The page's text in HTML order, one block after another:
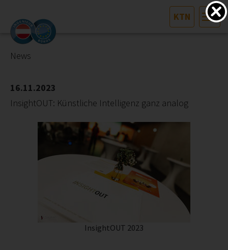
KTN
DAS INGENIEURBÜRO
INTERESSEN­VERTRETUNG
MITGLIEDER­VERZEICHNIS
SERVICE
News
16.11.2023
InsightOUT: Künstliche Intelligenz ganz analog
InsightOUT 2023